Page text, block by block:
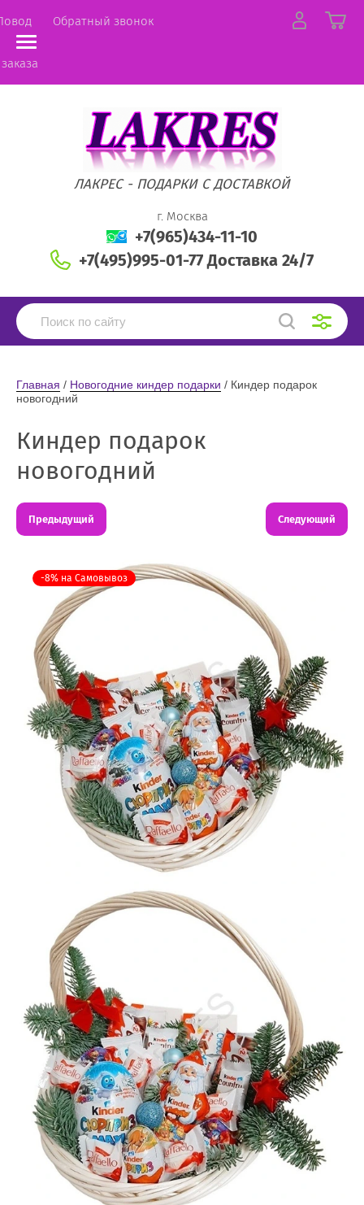
Обратный звонок
ЛАКРЕС - ПОДАРКИ С ДОСТАВКОЙ
г. Москва
+7(965)434-11-10
+7(495)995-01-77 Доставка 24/7
Главная / Новогодние киндер подарки / Киндер подарок
новогодний
Киндер подарок
новогодний
Предыдущий Следующий
-8% на Самовывоз